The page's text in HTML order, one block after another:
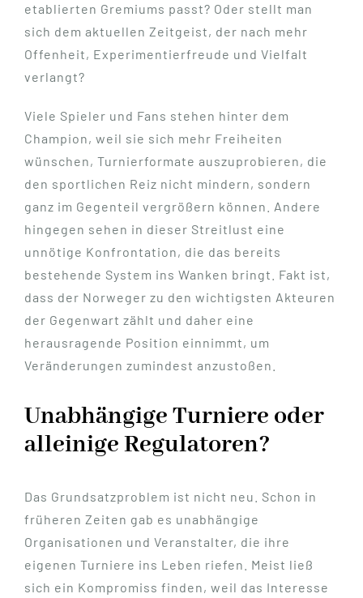
etablierten Gremiums passt? Oder stellt man
sich dem aktuellen Zeitgeist, der nach mehr
Offenheit, Experimentierfreude und Vielfalt
verlangt?
Viele Spieler und Fans stehen hinter dem
Champion, weil sie sich mehr Freiheiten
wünschen, Turnierformate auszuprobieren, die
den sportlichen Reiz nicht mindern, sondern
ganz im Gegenteil vergrößern können. Andere
hingegen sehen in dieser Streitlust eine
unnötige Konfrontation, die das bereits
bestehende System ins Wanken bringt. Fakt ist,
dass der Norweger zu den wichtigsten Akteuren
der Gegenwart zählt und daher eine
herausragende Position einnimmt, um
Veränderungen zumindest anzustoßen.
Unabhängige Turniere oder
alleinige Regulatoren?
Das Grundsatzproblem ist nicht neu. Schon in
früheren Zeiten gab es unabhängige
Organisationen und Veranstalter, die ihre
eigenen Turniere ins Leben riefen. Meist ließ
sich ein Kompromiss finden, weil das Interesse